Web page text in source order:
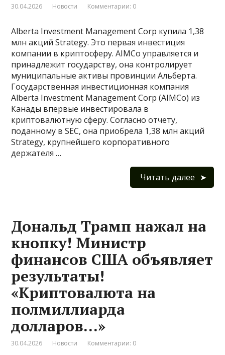
30.04.2026 Новости Комментарии: 0
Alberta Investment Management Corp купила 1,38
млн акций Strategy. Это первая инвестиция
компании в криптосферу. AIMCo управляется и
принадлежит государству, она контролирует
муниципальные активы провинции Альберта.
Государственная инвестиционная компания
Alberta Investment Management Corp (AIMCo) из
Канады впервые инвестировала в
криптовалютную сферу. Согласно отчету,
поданному в SEC, она приобрела 1,38 млн акций
Strategy, крупнейшего корпоративного
держателя …
Читать далее
Дональд Трамп нажал на
кнопку! Министр
финансов США объявляет
результаты!
«Криптовалюта на
полмиллиарда
долларов…»
30.04.2026 Новости Комментарии: 0